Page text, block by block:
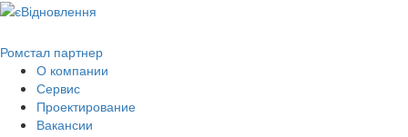
Ромстал партнер
О компании
Сервис
Проектирование
Вакансии